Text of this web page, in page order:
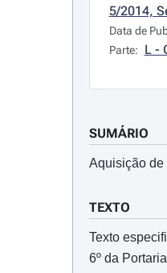
5/2014,
Data de
Parte: L -
SUMÁRIO
Aquisição de
TEXTO
Texto
6º da